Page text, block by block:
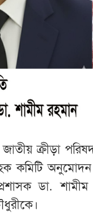
জাতীয় ক্রীড়া
কমিটি
ডা.